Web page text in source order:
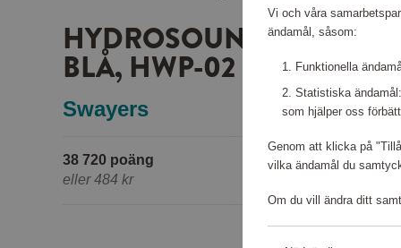
HYDROSOUND BÄRBAR
BLÅ, HWP-02
Swayers
38 720 poäng
eller 484 kr
Vi och våra
ändamål, såsom:
Funktionella
Statistiska
som hjälper oss
Genom att klicka på
vilka ändamål du
Om du vill ändra ditt